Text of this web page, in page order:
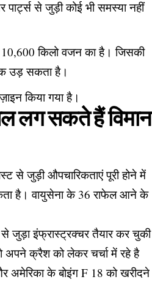
से जुड़ी कोई भी समस्या नहीं
किलो वजन का है। जिसकी
उड़ सकता है।
किया गया है।
लग सकते हैं विमान
से जुड़ी औपचारिकताएं पूरी होने में
है। वायुसेना के 36 राफेल आने के
जुड़ा इंफ्रास्ट्रक्चर तैयार कर चुकी
अपने क्रैश को लेकर चर्चा में रहे है
अमेरिका के बोइंग F 18 को खरीदने